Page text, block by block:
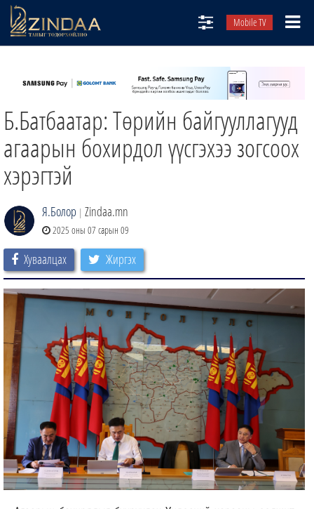
Mobile TV
ТВ8
ӨГЛӨӨНИЙ СОНИН
ЗИНДАА СЭТГҮҮЛ
Б.Батбаатар: Төрийн байгууллагууд
агаарын бохирдол үүсгэхээ зогсоох
хэрэгтэй
Я.Болор | Zindaa.mn
2025 оны 07 сарын 09
Хуваалцах Жиргэх